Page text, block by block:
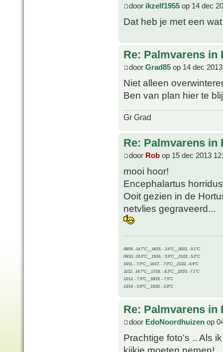
door ikzelf1955 op 14 dec
Dat heb je met een
Re: Palmvarens in
door Grad85 op 14 dec
Niet alleen
Ben van plan hier te
Gr Grad
Re: Palmvarens in
door Rob op 15 dec 2013
mooi hoor!
Encephalartus
Ooit gezien in de
netvlies gegraveerd...
08/09, -14.7°C__14/15, - 3.6°C__20/21, -9.1°C
09/10, -10.0°C__15/16, - 5.9°C__21/22, -5.2°C
10/11, - 7.9°C__16/17, - 7.9°C__21/22, -6.9°C
11/12, -14.7°C__17/18, - 8.3°C__22/23, -7.1°C
12/13, - 7.9°C__18/19, - 7.5°C
13/14, - 0.8°C__19/20, - 2.8°C
Re: Palmvarens in
door EdoNoordhuizen op
Prachtige foto's .. Als